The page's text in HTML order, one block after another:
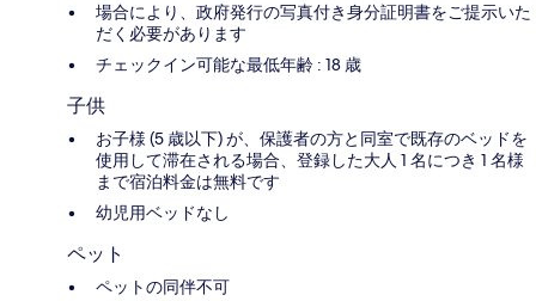
場合により、政府発行の写真付き身分証明書をご提示いた
だく必要があります
チェックイン可能な最低年齢 : 18 歳
子供
お子様 (5 歳以下) が、保護者の方と同室で既存のベッドを
使用して滞在される場合、登録した大人 1 名につき 1 名様
まで宿泊料金は無料です
幼児用ベッドなし
ペット
ペットの同伴不可